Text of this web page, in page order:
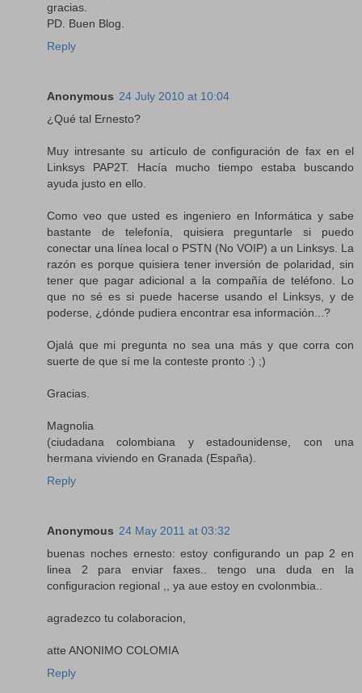
gracias.
PD. Buen Blog.
Reply
Anonymous 24 July 2010 at 10:04
¿Qué tal Ernesto?
Muy intresante su artículo de configuración de fax en el
Linksys PAP2T. Hacía mucho tiempo estaba buscando
ayuda justo en ello.
Como veo que usted es ingeniero en Informática y sabe
bastante de telefonía, quisiera preguntarle si puedo
conectar una línea local o PSTN (No VOIP) a un Linksys. La
razón es porque quisiera tener inversión de polaridad, sin
tener que pagar adicional a la compañía de teléfono. Lo
que no sé es si puede hacerse usando el Linksys, y de
poderse, ¿dónde pudiera encontrar esa información...?
Ojalá que mi pregunta no sea una más y que corra con
suerte de que sí me la conteste pronto :) ;)
Gracias.
Magnolia
(ciudadana colombiana y estadounidense, con una
hermana viviendo en Granada (España).
Reply
Anonymous 24 May 2011 at 03:32
buenas noches ernesto: estoy configurando un pap 2 en
linea 2 para enviar faxes.. tengo una duda en la
configuracion regional ,, ya aue estoy en cvolonmbia..
agradezco tu colaboracion,
atte ANONIMO COLOMIA
Reply